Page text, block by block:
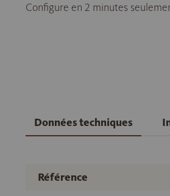
Configure en 2 minutes
Données techniques
Référence